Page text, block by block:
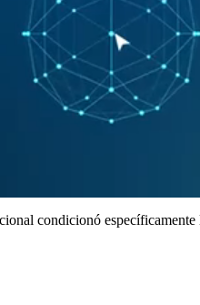
condicionó